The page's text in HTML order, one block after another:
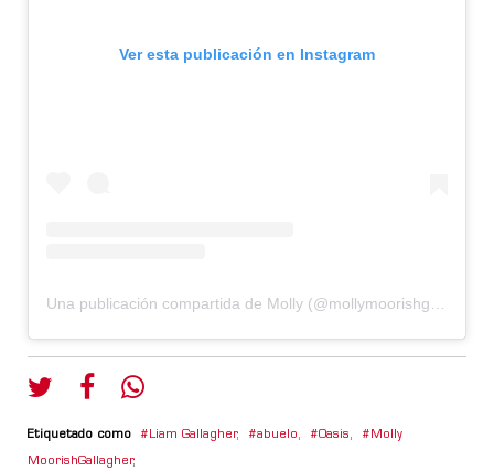
Ver esta publicación en Instagram
Etiquetado como Liam Gallagher, abuelo, Oasis, Molly
MoorishGallagher,